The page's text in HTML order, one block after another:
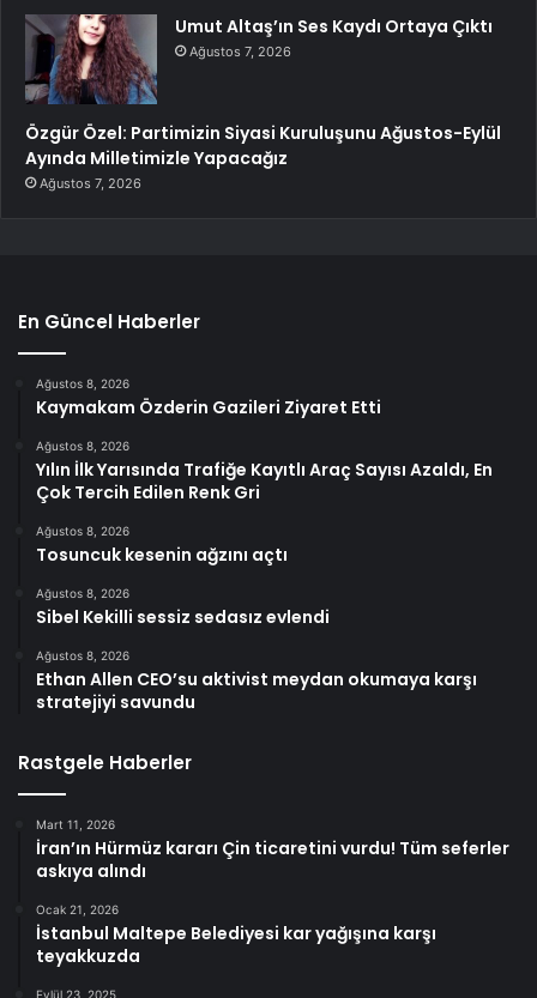
Umut Altaş’ın Ses Kaydı Ortaya Çıktı
Ağustos 7, 2026
Özgür Özel: Partimizin Siyasi Kuruluşunu Ağustos-Eylül
Ayında Milletimizle Yapacağız
Ağustos 7, 2026
En Güncel Haberler
Ağustos 8, 2026
Kaymakam Özderin Gazileri Ziyaret Etti
Ağustos 8, 2026
Yılın İlk Yarısında Trafiğe Kayıtlı Araç Sayısı Azaldı, En
Çok Tercih Edilen Renk Gri
Ağustos 8, 2026
Tosuncuk kesenin ağzını açtı
Ağustos 8, 2026
Sibel Kekilli sessiz sedasız evlendi
Ağustos 8, 2026
Ethan Allen CEO’su aktivist meydan okumaya karşı
stratejiyi savundu
Rastgele Haberler
Mart 11, 2026
İran’ın Hürmüz kararı Çin ticaretini vurdu! Tüm seferler
askıya alındı
Ocak 21, 2026
İstanbul Maltepe Belediyesi kar yağışına karşı
teyakkuzda
Eylül 23, 2025